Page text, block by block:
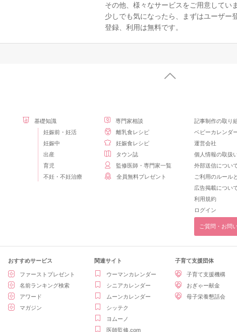
その他、様々なサービスをご用意していま
少しでも気になったら、まずはユーザー
登録、利用は無料です。
基礎知識
妊娠前・妊活
妊娠中
出産
育児
不妊・不妊治療
専門家相談
離乳食レシピ
妊娠食レシピ
タウン誌
監修医師・専門家一覧
全員無料プレゼント
記事制作の取り
ベビーカレンダ
運営会社
個人情報の取扱
外部送信につい
ご利用のルール
広告掲載につい
利用規約
ログイン
ご質問・お問
おすすめサービス
ファーストプレゼント
名前ランキング検索
アワード
マガジン
関連サイト
ウーマンカレンダー
シニアカレンダー
ムーンカレンダー
シッテク
ヨムーノ
医師監修.com
子育て支援団体
子育て支援機構
おぎゃー献金
母子栄養懇話会